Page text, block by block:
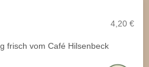
4,20 €
frisch vom Café Hilsenbeck